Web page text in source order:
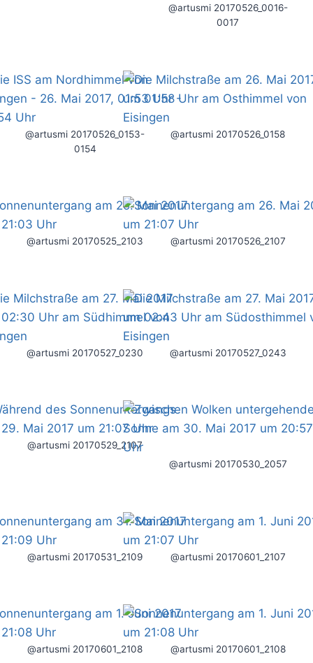
@artusmi 20170526_0016-
0017
@artusmi 20170526_0153-
0154
@artusmi 20170526_0158
@artusmi 20170525_2103 @artusmi 20170526_2107
@artusmi 20170527_0230 @artusmi 20170527_0243
@artusmi 20170529_2107
@artusmi 20170530_2057
@artusmi 20170531_2109 @artusmi 20170601_2107
@artusmi 20170601_2108 @artusmi 20170601_2108